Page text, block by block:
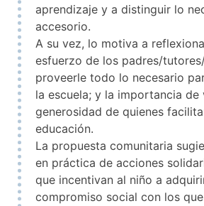
aprendizaje y a distinguir lo
accesorio.
A su vez, lo motiva a
esfuerzo de los padres/
proveerle todo lo necesario
la escuela; y la importancia de
generosidad de quienes
educación.
La propuesta comunitaria
en práctica de acciones
que incentivan al niño a
compromiso social con los